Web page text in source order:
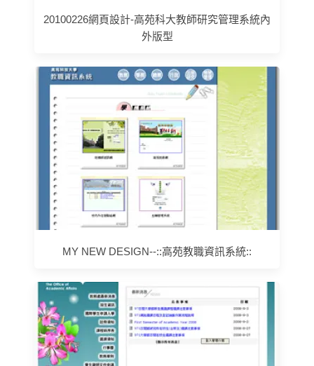
20100226網頁設計-高苑科大教師研究管理系統內
外版型
MY NEW DESIGN--::高苑教職資訊系統::